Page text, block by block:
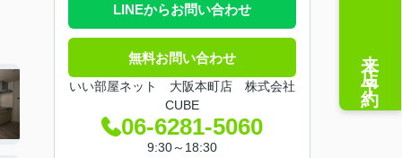
LINEからお問い合わせ
無料お問い合わせ
いい部屋ネット 大阪本町店 株式会社
CUBE
06-6281-5060
9:30～18:30
来店予約